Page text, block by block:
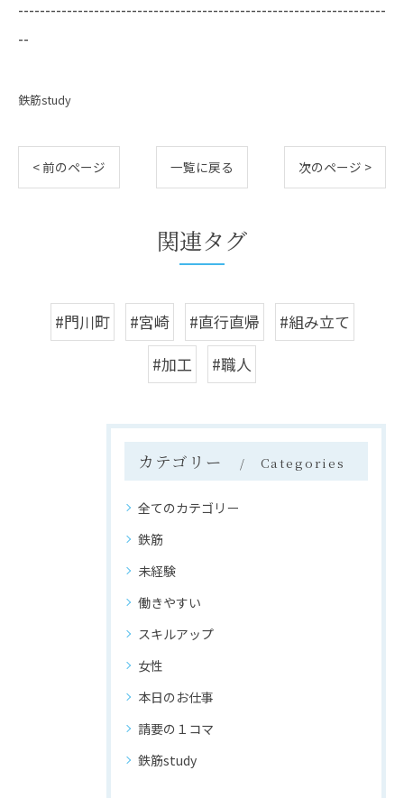
--------------------------------------------------------------------
--
鉄筋study
< 前のページ 一覧に戻る 次のページ >
関連タグ
#門川町 #宮崎 #直行直帰
#組み立て
#加工
#職人
カテゴリー Categories
全てのカテゴリー
鉄筋
未経験
働きやすい
スキルアップ
女性
本日のお仕事
請要の１コマ
鉄筋study